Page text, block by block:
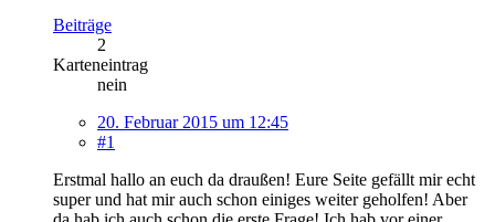
Beiträge
2
Karteneintrag
nein
20. Februar 2015 um 12:45
#1
Erstmal hallo an euch da draußen! Eure Seite gefällt mir echt
super und hat mir auch schon einiges weiter geholfen! Aber